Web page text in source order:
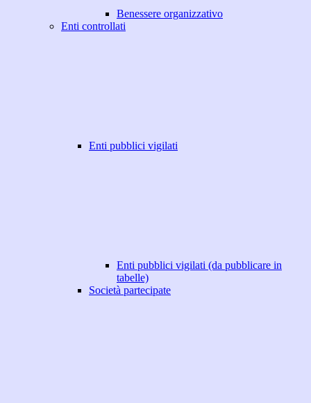
Benessere organizzativo
Enti controllati
Enti pubblici vigilati
Enti pubblici vigilati (da pubblicare in
tabelle)
Società partecipate